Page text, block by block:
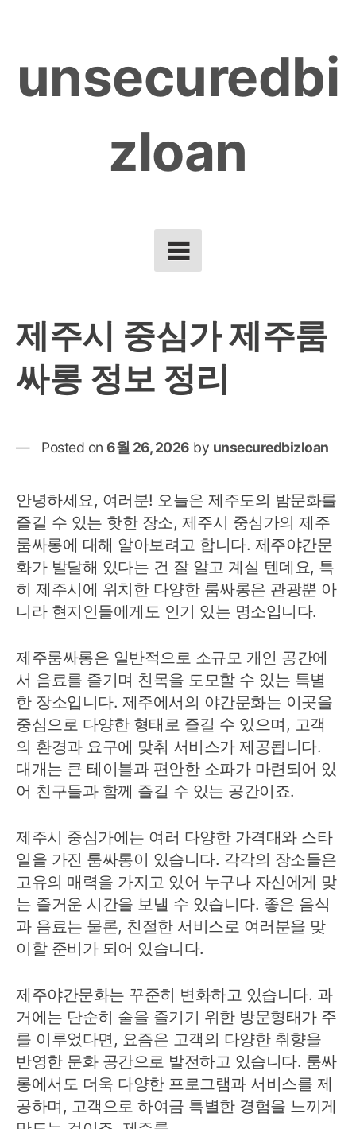
content
unsecuredbi
zloan
제주시 중심가 제주룸
싸롱 정보 정리
Posted on 6월 26, 2026 by unsecuredbizloan
안녕하세요, 여러분! 오늘은 제주도의 밤문화를
즐길 수 있는 핫한 장소, 제주시 중심가의 제주
룸싸롱에 대해 알아보려고 합니다. 제주야간문
화가 발달해 있다는 건 잘 알고 계실 텐데요, 특
히 제주시에 위치한 다양한 룸싸롱은 관광뿐 아
니라 현지인들에게도 인기 있는 명소입니다.
제주룸싸롱은 일반적으로 소규모 개인 공간에
서 음료를 즐기며 친목을 도모할 수 있는 특별
한 장소입니다. 제주에서의 야간문화는 이곳을
중심으로 다양한 형태로 즐길 수 있으며, 고객
의 환경과 요구에 맞춰 서비스가 제공됩니다.
대개는 큰 테이블과 편안한 소파가 마련되어 있
어 친구들과 함께 즐길 수 있는 공간이죠.
제주시 중심가에는 여러 다양한 가격대와 스타
일을 가진 룸싸롱이 있습니다. 각각의 장소들은
고유의 매력을 가지고 있어 누구나 자신에게 맞
는 즐거운 시간을 보낼 수 있습니다. 좋은 음식
과 음료는 물론, 친절한 서비스로 여러분을 맞
이할 준비가 되어 있습니다.
제주야간문화는 꾸준히 변화하고 있습니다. 과
거에는 단순히 술을 즐기기 위한 방문형태가 주
를 이루었다면, 요즘은 고객의 다양한 취향을
반영한 문화 공간으로 발전하고 있습니다. 룸싸
롱에서도 더욱 다양한 프로그램과 서비스를 제
공하며, 고객으로 하여금 특별한 경험을 느끼게